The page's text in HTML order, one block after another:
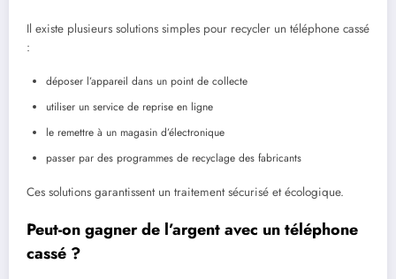
Il existe plusieurs solutions simples pour recycler un téléphone cassé
:
déposer l’appareil dans un point de collecte
utiliser un service de reprise en ligne
le remettre à un magasin d’électronique
passer par des programmes de recyclage des fabricants
Ces solutions garantissent un traitement sécurisé et écologique.
Peut-on gagner de l’argent avec un téléphone
cassé ?